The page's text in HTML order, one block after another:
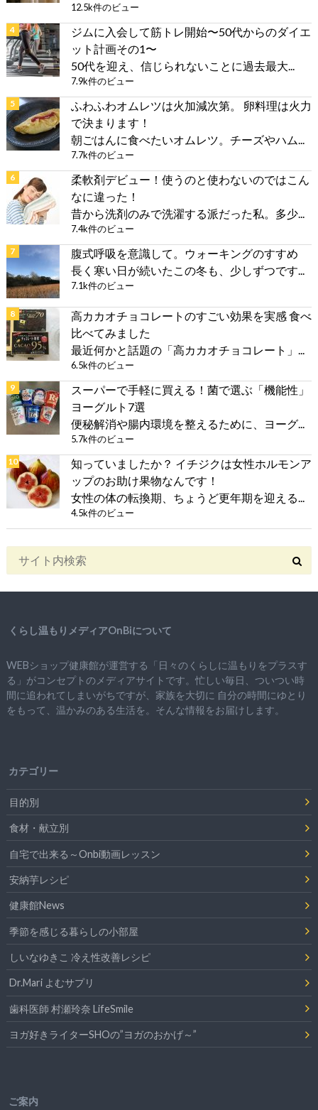
12.5k件のビュー
ジムに入会して筋トレ開始〜50代からのダイエ
ット計画その1〜
50代を迎え、信じられないことに過去最大...
7.9k件のビュー
ふわふわオムレツは火加減次第。 卵料理は火力
で決まります！
朝ごはんに食べたいオムレツ。チーズやハム...
7.7k件のビュー
柔軟剤デビュー！使うのと使わないのではこん
なに違った！
昔から洗剤のみで洗濯する派だった私。多少...
7.4k件のビュー
腹式呼吸を意識して。ウォーキングのすすめ
長く寒い日が続いたこの冬も、少しずつです...
7.1k件のビュー
高カカオチョコレートのすごい効果を実感 食べ
比べてみました
最近何かと話題の「高カカオチョコレート」...
6.5k件のビュー
スーパーで手軽に買える！菌で選ぶ「機能性」
ヨーグルト7選
便秘解消や腸内環境を整えるために、ヨーグ...
5.7k件のビュー
知っていましたか？ イチジクは女性ホルモンア
ップのお助け果物なんです！
女性の体の転換期、ちょうど更年期を迎える...
4.5k件のビュー
くらし温もりメディアOnBiについて
WEBショップ健康館が運営する「日々のくらしに温もりをプラスす
る」がコンセプトのメディアサイトです。忙しい毎日、ついつい時
間に追われてしまいがちですが、 家族を大切に 自分の時間にゆとり
をもって、 温かみのある生活を。そんな情報をお届けします。
カテゴリー
目的別
食材・献立別
自宅で出来る～Onbi動画レッスン
安納芋レシピ
健康館News
季節を感じる暮らしの小部屋
しいなゆきこ 冷え性改善レシピ
Dr.Mari よむサプリ
歯科医師 村瀬玲奈 LifeSmile
ヨガ好きライターSHOの”ヨガのおかげ～”
ご案内